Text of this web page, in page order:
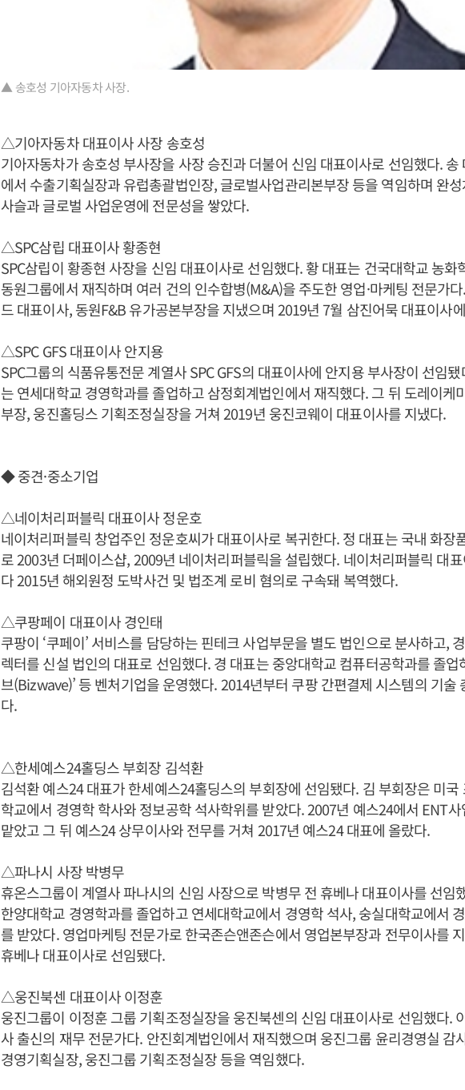
▲ 송호성 기아자동차 사장.
△기아자동차 대표이사 사장 송호성
기아자동차가 송호성 부사장을 사장 승진과 더불어 신임 대표이사로 선임했다. 송
에서 수출기획실장과 유럽총괄법인장, 글로벌사업관리본부장 등을 역임하며 완
사슬과 글로벌 사업운영에 전문성을 쌓았다.
△SPC삼립 대표이사 황종현
SPC삼립이 황종현 사장을 신임 대표이사로 선임했다. 황 대표는 건국대학교 농화
동원그룹에서 재직하며 여러 건의 인수합병(M&A)을 주도한 영업·마케팅 전문가
드 대표이사, 동원F&B 유가공본부장을 지냈으며 2019년 7월 삼진어묵 대표이사
△SPC GFS 대표이사 안지용
SPC그룹의 식품유통전문 계열사 SPC GFS의 대표이사에 안지용 부사장이 선임
는 연세대학교 경영학과를 졸업하고 삼정회계법인에서 재직했다. 그 뒤 도레이케
부장, 웅진홀딩스 기획조정실장을 거쳐 2019년 웅진코웨이 대표이사를 지냈다.
◆ 중견·중소기업
△네이처리퍼블릭 대표이사 정운호
네이처리퍼블릭 창업주인 정운호씨가 대표이사로 복귀한다. 정 대표는 국내 화장
로 2003년 더페이스샵, 2009년 네이처리퍼블릭을 설립했다. 네이처리퍼블릭 대
다 2015년 해외원정 도박사건 및 법조계 로비 혐의로 구속돼 복역했다.
△쿠팡페이 대표이사 경인태
쿠팡이 ‘쿠페이’ 서비스를 담당하는 핀테크 사업부문을 별도 법인으로 분사하고,
렉터를 신설 법인의 대표로 선임했다. 경 대표는 중앙대학교 컴퓨터공학과를 졸업
브(Bizwave)’ 등 벤처기업을 운영했다. 2014년부터 쿠팡 간편결제 시스템의 기술
다.
△한세예스24홀딩스 부회장 김석환
김석환 예스24 대표가 한세예스24홀딩스의 부회장에 선임됐다. 김 부회장은 미국
학교에서 경영학 학사와 정보공학 석사학위를 받았다. 2007년 예스24에서 ENT
맡았고 그 뒤 예스24 상무이사와 전무를 거쳐 2017년 예스24 대표에 올랐다.
△파나시 사장 박병무
휴온스그룹이 계열사 파나시의 신임 사장으로 박병무 전 휴베나 대표이사를 선임
한양대학교 경영학과를 졸업하고 연세대학교에서 경영학 석사, 숭실대학교에서
를 받았다. 영업마케팅 전문가로 한국존슨앤존슨에서 영업본부장과 전무이사를
휴베나 대표이사로 선임됐다.
△웅진북센 대표이사 이정훈
웅진그룹이 이정훈 그룹 기획조정실장을 웅진북센의 신임 대표이사로 선임했다.
사 출신의 재무 전문가다. 안진회계법인에서 재직했으며 웅진그룹 윤리경영실 감
경영기획실장, 웅진그룹 기획조정실장 등을 역임했다.